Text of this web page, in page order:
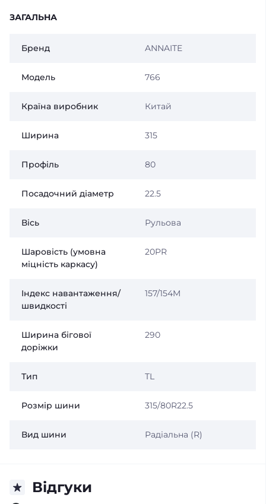
ЗАГАЛЬНА
Бренд ANNAITE
Модель 766
Країна виробник Китай
Ширина 315
Профіль 80
Посадочний діаметр 22.5
Вісь Рульова
Шаровість (умовна
міцність каркасу)
20PR
Індекс навантаження/
швидкості
157/154M
Ширина бігової
доріжки
290
Тип TL
Розмір шини 315/80R22.5
Вид шини Радіальна (R)
Відгуки